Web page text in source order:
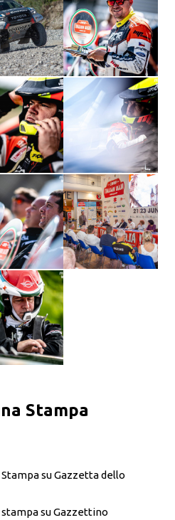
Stampa
su Gazzetta dello
su Gazzettino